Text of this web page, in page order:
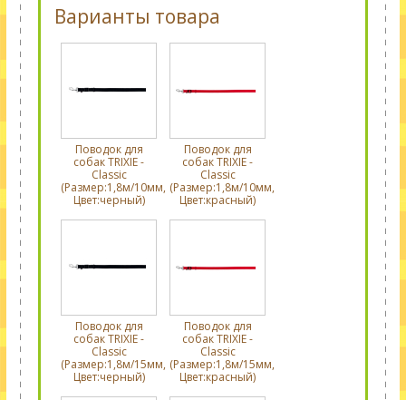
Варианты товара
Поводок для
собак TRIXIE -
Classic
(Размер:1,8м/10мм,
Цвет:черный)
Поводок для
собак TRIXIE -
Classic
(Размер:1,8м/10мм,
Цвет:красный)
Поводок для
собак TRIXIE -
Classic
(Размер:1,8м/15мм,
Цвет:черный)
Поводок для
собак TRIXIE -
Classic
(Размер:1,8м/15мм,
Цвет:красный)